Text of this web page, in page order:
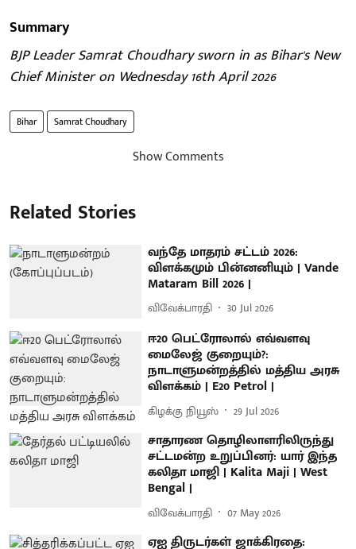
Summary
BJP Leader Samrat Choudhary sworn in as Bihar's New
Chief Minister on Wednesday 16th April 2026
Bihar Samrat Choudhary
Show Comments
Related Stories
வந்தே மாதரம் சட்டம் 2026:
விளக்கமும் பின்னனியும் | Vande
Mataram Bill 2026 |
விவேக்பாரதி 30 Jul 2026
ஈ20 பெட்ரோலால் எவ்வளவு
மைலேஜ் குறையும்?:
நாடாளுமன்றத்தில் மத்திய அரசு
விளக்கம் | E20 Petrol |
கிழக்கு நியூஸ் 29 Jul 2026
சாதாரண தொழிலாளரிலிருந்து
சட்டமன்ற உறுப்பினர்: யார் இந்த
கலிதா மாஜி | Kalita Maji | West
Bengal |
விவேக்பாரதி 07 May 2026
ஏஐ திருடர்கள் ஜாக்கிரதை: